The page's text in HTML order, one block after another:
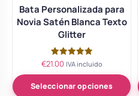
Bata Personalizada para
Novia Satén Blanca Texto
Glitter
Valorado
5.00
de 5
€21.00 IVA incluido
Seleccionar opciones